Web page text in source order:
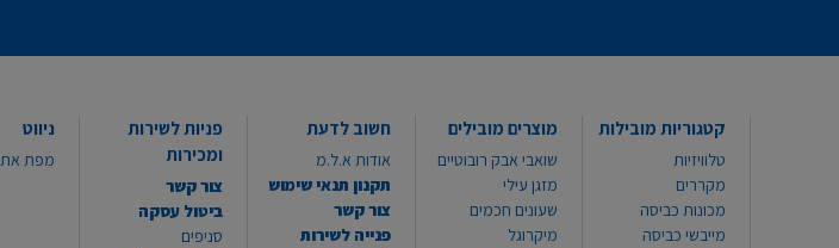
קטגוריות מובילות
טלוויזיות
מקררים
מכונות כביסה
מייבשי כביסה
מוצרים מובילים
שואבי אבק רובוטיים
מזגן עילי
שעונים חכמים
מיקרוגל
חשוב לדעת
אודות א.ל.מ
תקנון תנאי שימוש
צור קשר
פנייה לשירות
פניות לשירות
ומכירות
צור קשר
ביטול עסקה
סניפים
ניווט
מפת